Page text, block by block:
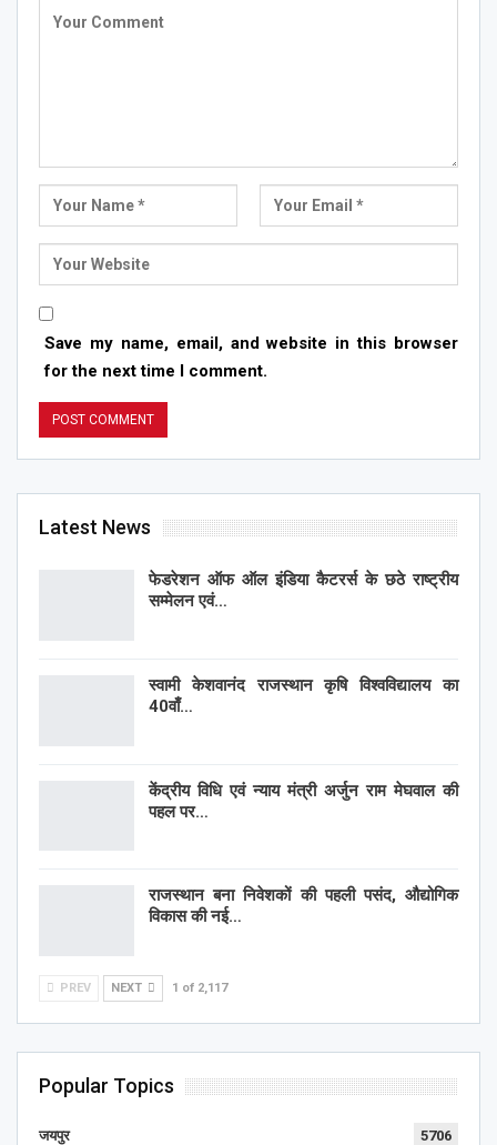
Save my name, email, and website in this browser
for the next time I comment.
Latest News
फेडरेशन ऑफ ऑल इंडिया कैटरर्स के छठे राष्ट्रीय
सम्मेलन एवं…
स्वामी केशवानंद राजस्थान कृषि विश्वविद्यालय का
40वाँ…
केंद्रीय विधि एवं न्याय मंत्री अर्जुन राम मेघवाल की
पहल पर…
राजस्थान बना निवेशकों की पहली पसंद, औद्योगिक
विकास की नई…
PREV NEXT 1 of 2,117
Popular Topics
जयपुर 5706